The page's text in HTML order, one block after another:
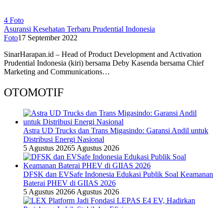
4 Foto
Asuransi Kesehatan Terbaru Prudential Indonesia
Foto17 September 2022
SinarHarapan.id – Head of Product Development and Activation
Prudential Indonesia (kiri) bersama Deby Kasenda bersama Chief
Marketing and Communications…
OTOMOTIF
Astra UD Trucks dan Trans Migasindo: Garansi Andil untuk
Distribusi Energi Nasional
5 Agustus 20265 Agustus 2026
DFSK dan EVSafe Indonesia Edukasi Publik Soal Keamanan
Baterai PHEV di GIIAS 2026
5 Agustus 20266 Agustus 2026